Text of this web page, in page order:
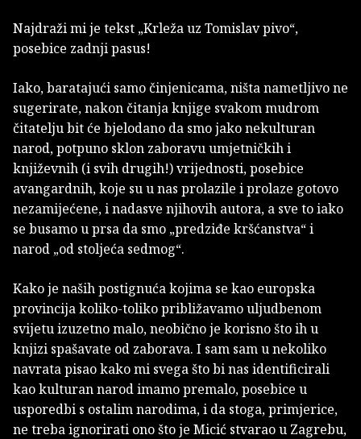
Najdraži mi je tekst „Krleža uz Tomislav pivo“,
posebice zadnji pasus!
Iako, baratajući samo činjenicama, ništa nametljivo ne
sugerirate, nakon čitanja knjige svakom mudrom
čitatelju bit će bjelodano da smo jako nekulturan
narod, potpuno sklon zaboravu umjetničkih i
književnih (i svih drugih!) vrijednosti, posebice
avangardnih, koje su u nas prolazile i prolaze gotovo
nezamijećene, i nadasve njihovih autora, a sve to iako
se busamo u prsa da smo „predziđe kršćanstva“ i
narod „od stoljeća sedmog“.
Kako je naših postignuća kojima se kao europska
provincija koliko-toliko približavamo uljudbenom
svijetu izuzetno malo, neobično je korisno što ih u
knjizi spašavate od zaborava. I sam sam u nekoliko
navrata pisao kako mi svega što bi nas identificirali
kao kulturan narod imamo premalo, posebice u
usporedbi s ostalim narodima, i da stoga, primjerice,
ne treba ignorirati ono što je Micić stvarao u Zagrebu,